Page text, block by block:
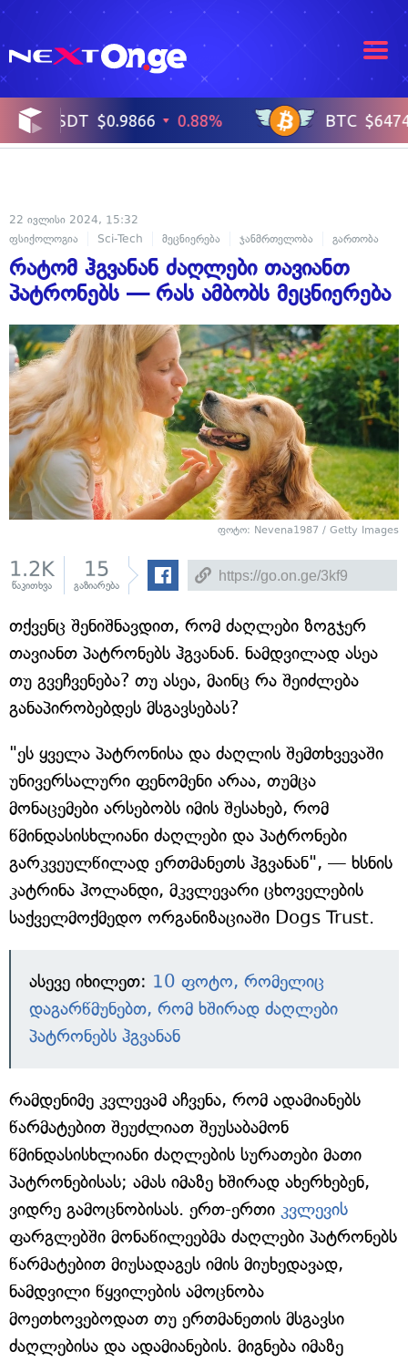
22 ივლისი 2024, 15:32
ფსიქოლოგია
Sci-Tech მეცნიერება ჯანმრთელობა გართობა
რატომ ჰგვანან ძაღლები თავიანთ
პატრონებს — რას ამბობს მეცნიერება
ფოტო: Nevena1987 / Getty Images
1.2K
წაკითხვა
15
გაზიარება
თქვენც შენიშნავდით, რომ ძაღლები ზოგჯერ
თავიანთ პატრონებს ჰგვანან. ნამდვილად ასეა
თუ გვეჩვენება? თუ ასეა, მაინც რა შეიძლება
განაპირობებდეს მსგავსებას?
"ეს ყველა პატრონისა და ძაღლის შემთხვევაში
უნივერსალური ფენომენი არაა, თუმცა
მონაცემები არსებობს იმის შესახებ, რომ
წმინდასისხლიანი ძაღლები და პატრონები
გარკვეულწილად ერთმანეთს ჰგვანან", — ხსნის
კატრინა ჰოლანდი, მკვლევარი ცხოველების
საქველმოქმედო ორგანიზაციაში Dogs Trust.
ასევე იხილეთ: 10 ფოტო, რომელიც
დაგარწმუნებთ, რომ ხშირად ძაღლები
პატრონებს ჰგვანან
რამდენიმე კვლევამ აჩვენა, რომ ადამიანებს
წარმატებით შეუძლიათ შეუსაბამონ
წმინდასისხლიანი ძაღლების სურათები მათი
პატრონებისას; ამას იმაზე ხშირად ახერხებენ,
ვიდრე გამოცნობისას. ერთ-ერთი კვლევის
ფარგლებში მონაწილეებმა ძაღლები პატრონებს
წარმატებით მიუსადაგეს იმის მიუხედავად,
ნამდვილი წყვილების ამოცნობა
მოეთხოვებოდათ თუ ერთმანეთის მსგავსი
ძაღლებისა და ადამიანების. მიგნება იმაზე